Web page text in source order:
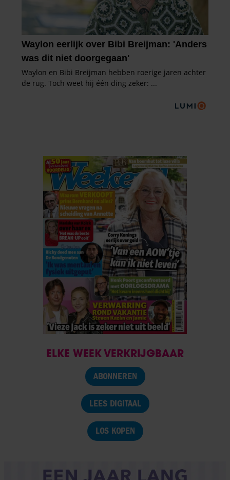
ELKE WEEK VERKRIJGBAAR
ABONNEREN
LEES DIGITAAL
LOS KOPEN